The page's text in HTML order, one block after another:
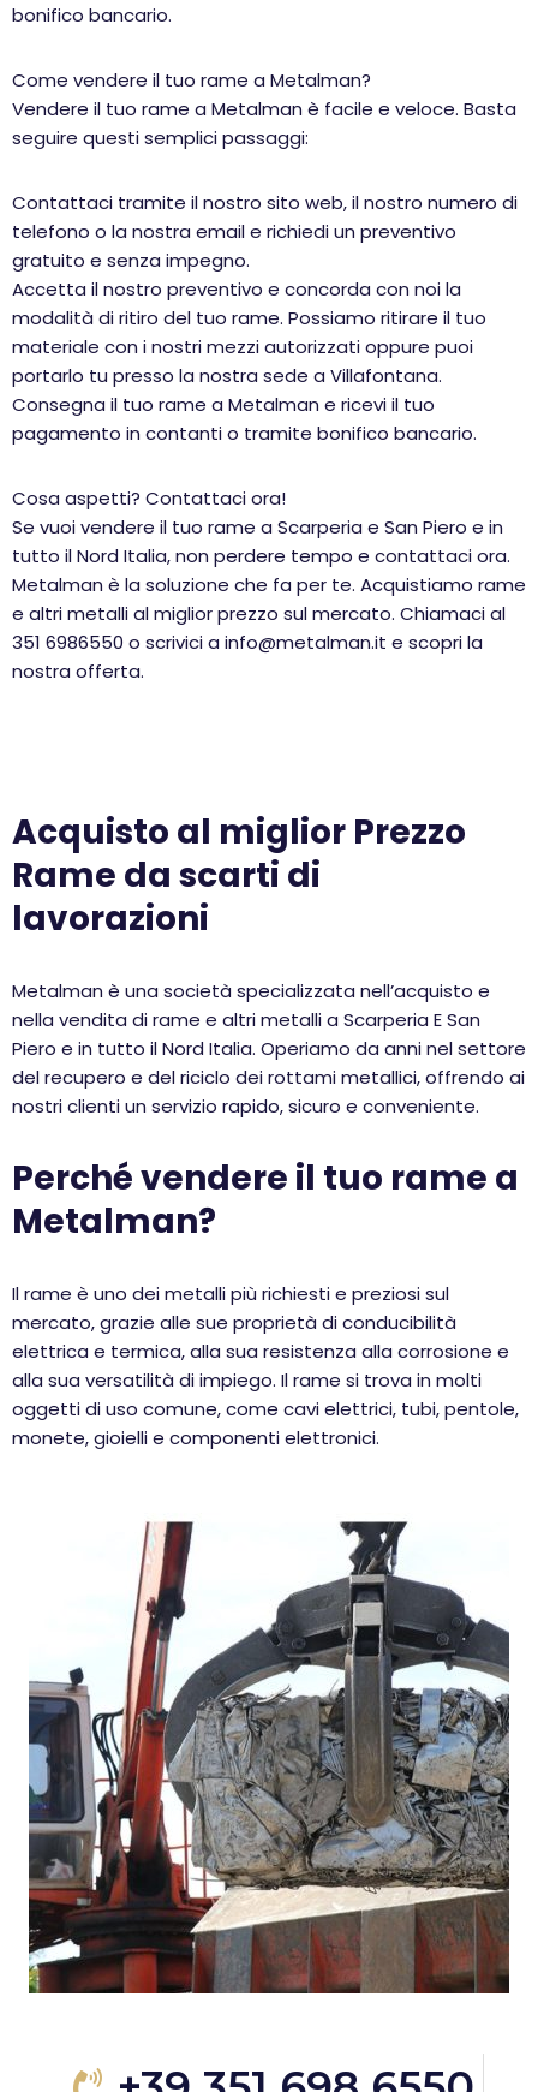
bonifico bancario.
Come vendere il tuo rame a Metalman?
Vendere il tuo rame a Metalman è facile e veloce. Basta
seguire questi semplici passaggi:
Contattaci tramite il nostro sito web, il nostro numero di
telefono o la nostra email e richiedi un preventivo
gratuito e senza impegno.
Accetta il nostro preventivo e concorda con noi la
modalità di ritiro del tuo rame. Possiamo ritirare il tuo
materiale con i nostri mezzi autorizzati oppure puoi
portarlo tu presso la nostra sede a Villafontana.
Consegna il tuo rame a Metalman e ricevi il tuo
pagamento in contanti o tramite bonifico bancario.
Cosa aspetti? Contattaci ora!
Se vuoi vendere il tuo rame a Scarperia e San Piero e in
tutto il Nord Italia, non perdere tempo e contattaci ora.
Metalman è la soluzione che fa per te. Acquistiamo rame
e altri metalli al miglior prezzo sul mercato. Chiamaci al
351 6986550 o scrivici a info@metalman.it e scopri la
nostra offerta.
Acquisto al miglior Prezzo
Rame da scarti di
lavorazioni
Metalman è una società specializzata nell’acquisto e
nella vendita di rame e altri metalli a Scarperia E San
Piero e in tutto il Nord Italia. Operiamo da anni nel settore
del recupero e del riciclo dei rottami metallici, offrendo ai
nostri clienti un servizio rapido, sicuro e conveniente.
Perché vendere il tuo rame a
Metalman?
Il rame è uno dei metalli più richiesti e preziosi sul
mercato, grazie alle sue proprietà di conducibilità
elettrica e termica, alla sua resistenza alla corrosione e
alla sua versatilità di impiego. Il rame si trova in molti
oggetti di uso comune, come cavi elettrici, tubi, pentole,
monete, gioielli e componenti elettronici.